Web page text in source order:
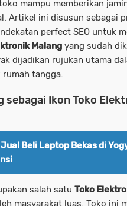
mampu memberikan
Artikel ini disusun sebagai
perfect SEO untuk
Malang yang sudah
dijadikan rujukan utama
tangga.
sebagai Ikon Toko
Beli Laptop Bekas di
salah satu Toko
masyarakat luas. Toko ini